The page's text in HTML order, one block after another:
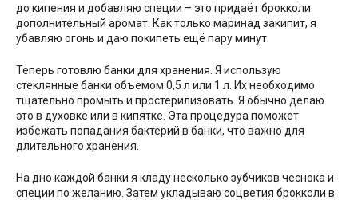
до кипения и добавляю специи – это придаёт брокколи
дополнительный аромат. Как только маринад закипит, я
убавляю огонь и даю покипеть ещё пару минут.
Теперь готовлю банки для хранения. Я использую
стеклянные банки объемом 0,5 л или 1 л. Их необходимо
тщательно промыть и простерилизовать. Я обычно делаю
это в духовке или в кипятке. Эта процедура поможет
избежать попадания бактерий в банки, что важно для
длительного хранения.
На дно каждой банки я кладу несколько зубчиков чеснока и
специи по желанию. Затем укладываю соцветия брокколи в